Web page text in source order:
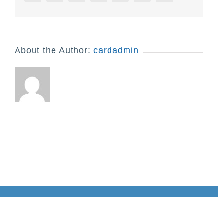
About the Author: cardadmin